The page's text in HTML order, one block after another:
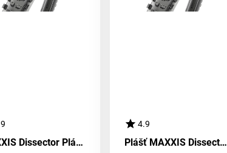
MAXXIS Dissector Plášť WT EXO TR
4.9
Plášť MAXXIS Dissector WT EXO TR 3C Maxx Terra - kevlar